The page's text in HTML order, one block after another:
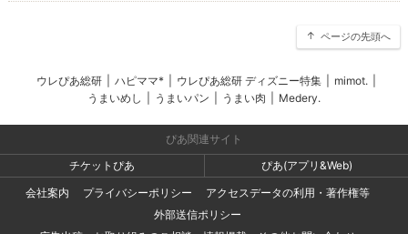
ページの先頭へ
ウレぴあ総研 ハピママ* ウレぴあ総研 ディズニー特集 mimot.
うまいめし
うまいパン うまい肉 Medery.
ぴあ関連サイト
チケットぴあ
ぴあ(アプリ&Web)
会社案内
プライバシーポリシー
アクセスデータの利用・著作権等
外部送信ポリシー